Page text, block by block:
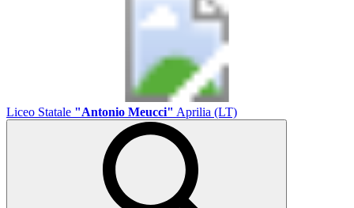
Liceo Statale "Antonio Meucci" Aprilia (LT)